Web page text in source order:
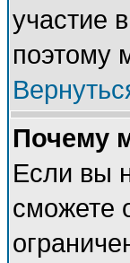
участие
поэтому
Почему
Если вы
сможете